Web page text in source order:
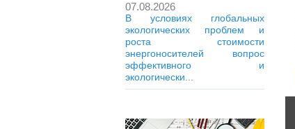
07.08.2026
В условиях глобальных
экологических проблем и
роста стоимости
энергоносителей вопрос
эффективного и
экологически...